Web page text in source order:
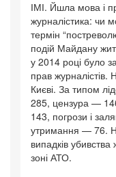
ІМІ. Йшла мова і
журналістика: чи
термін
подій Майдану
у 2014 році було
прав
Києві. За типом
285, цензура —
143, погрози і
утримання — 76.
випадків
зоні АТО.